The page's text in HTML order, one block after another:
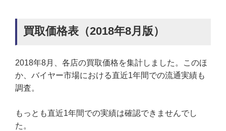
買取価格表（2018年8月版）
2018年8月、各店の買取価格を集計しました。このほ
か、バイヤー市場における直近1年間での流通実績も
調査。
もっとも直近1年間での実績は確認できませんでし
た。